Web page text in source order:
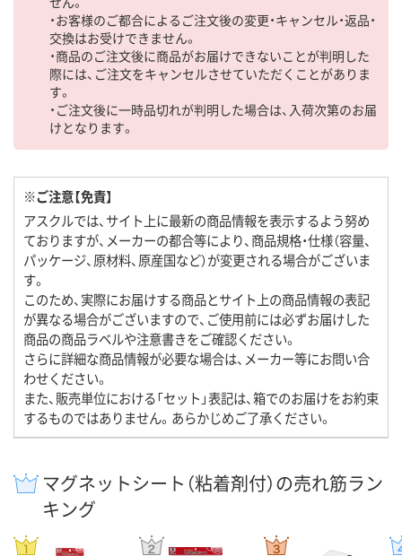
・お客様のご都合によるご注文後の変更・キャンセル・返品・
交換はお受けできません。
・商品のご注文後に商品がお届けできないことが判明した
際には、ご注文をキャンセルさせていただくことがありま
す。
・ご注文後に一時品切れが判明した場合は、入荷次第のお届
けとなります。
※ご注意【免責】
アスクルでは、サイト上に最新の商品情報を表示するよう努め
ておりますが、メーカーの都合等により、商品規格・仕様（容量、
パッケージ、原材料、原産国など）が変更される場合がございま
す。
このため、実際にお届けする商品とサイト上の商品情報の表記
が異なる場合がございますので、ご使用前には必ずお届けした
商品の商品ラベルや注意書きをご確認ください。
さらに詳細な商品情報が必要な場合は、メーカー等にお問い合
わせください。
また、販売単位における「セット」表記は、箱でのお届けをお約束
するものではありません。あらかじめご了承ください。
マグネットシート（粘着剤付）の売れ筋ラン
キング